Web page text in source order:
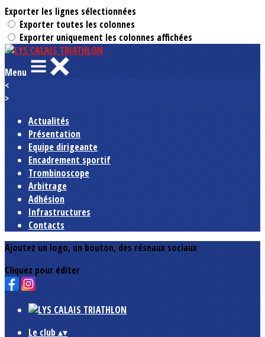
Exporter les lignes sélectionnées
Exporter toutes les colonnes
Exporter uniquement les colonnes affichées
Menu
<
>
Actualités
Présentation
Equipe dirigeante
Encadrement sportif
Trombinoscope
Arbitrage
Adhésion
Infrastructures
Contacts
Ajoutez un logo, un bouton, des réseaux sociaux
Cliquez pour éditer
Le club ▴▾